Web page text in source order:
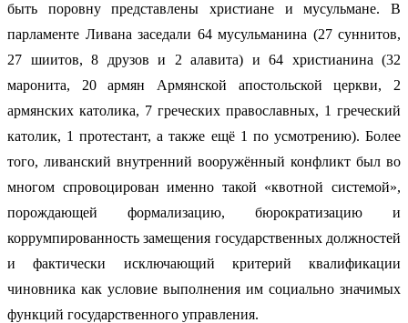
быть поровну представлены христиане и мусульмане. В
парламенте Ливана заседали 64 мусульманина (27 суннитов,
27 шиитов, 8 друзов и 2 алавита) и 64 христианина (32
маронита, 20 армян Армянской апостольской церкви, 2
армянских католика, 7 греческих православных, 1 греческий
католик, 1 протестант, а также ещё 1 по усмотрению). Более
того, ливанский внутренний вооружённый конфликт был во
многом спровоцирован именно такой «квотной системой»,
порождающей формализацию, бюрократизацию и
коррумпированность замещения государственных должностей
и фактически исключающий критерий квалификации
чиновника как условие выполнения им социально значимых
функций государственного управления.